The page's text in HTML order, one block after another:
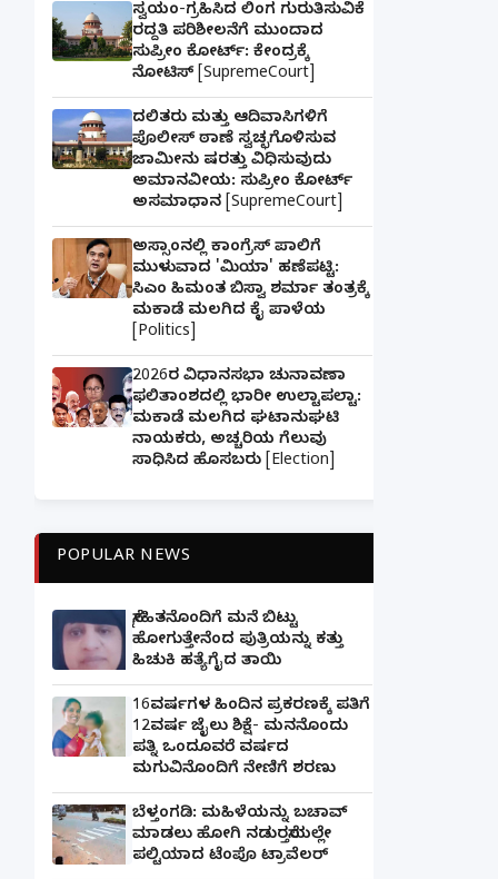
ಸ್ವಯಂ-ಗ್ರಹಿಸಿದ ಲಿಂಗ ಗುರುತಿಸುವಿಕೆ
ರದ್ದತಿ ಪರಿಶೀಲನೆಗೆ ಮುಂದಾದ
ಸುಪ್ರೀಂ ಕೋರ್ಟ್: ಕೇಂದ್ರಕ್ಕೆ
ನೋಟಿಸ್ [SupremeCourt]
ದಲಿತರು ಮತ್ತು ಆದಿವಾಸಿಗಳಿಗೆ
ಪೊಲೀಸ್ ಠಾಣೆ ಸ್ವಚ್ಛಗೊಳಿಸುವ
ಜಾಮೀನು ಷರತ್ತು ವಿಧಿಸುವುದು
ಅಮಾನವೀಯ: ಸುಪ್ರೀಂ ಕೋರ್ಟ್
ಅಸಮಾಧಾನ [SupremeCourt]
ಅಸ್ಸಾಂನಲ್ಲಿ ಕಾಂಗ್ರೆಸ್ ಪಾಲಿಗೆ
ಮುಳುವಾದ 'ಮಿಯಾ' ಹಣೆಪಟ್ಟಿ:
ಸಿಎಂ ಹಿಮಂತ ಬಿಸ್ವಾ ಶರ್ಮಾ ತಂತ್ರಕ್ಕೆ
ಮಕಾಡೆ ಮಲಗಿದ ಕೈ ಪಾಳೆಯ
[Politics]
2026ರ ವಿಧಾನಸಭಾ ಚುನಾವಣಾ
ಫಲಿತಾಂಶದಲ್ಲಿ ಭಾರೀ ಉಲ್ಟಾಪಲ್ಟಾ:
ಮಕಾಡೆ ಮಲಗಿದ ಘಟಾನುಘಟಿ
ನಾಯಕರು, ಅಚ್ಚರಿಯ ಗೆಲುವು
ಸಾಧಿಸಿದ ಹೊಸಬರು [Election]
POPULAR NEWS
ಸ್ನೇಹಿತನೊಂದಿಗೆ ಮನೆ ಬಿಟ್ಟು
ಹೋಗುತ್ತೇನೆಂದ ಪುತ್ರಿಯನ್ನು ಕತ್ತು
ಹಿಚುಕಿ ಹತ್ಯೆಗೈದ ತಾಯಿ
16ವರ್ಷಗಳ ಹಿಂದಿನ ಪ್ರಕರಣಕ್ಕೆ ಪತಿಗೆ
12ವರ್ಷ ಜೈಲು ಶಿಕ್ಷೆ- ಮನನೊಂದು
ಪತ್ನಿ ಒಂದೂವರೆ ವರ್ಷದ
ಮಗುವಿನೊಂದಿಗೆ ನೇಣಿಗೆ ಶರಣು
ಬೆಳ್ತಂಗಡಿ: ಮಹಿಳೆಯನ್ನು ಬಚಾವ್
ಮಾಡಲು ಹೋಗಿ ನಡುರಸ್ತೆಯಲ್ಲೇ
ಪಲ್ಟಿಯಾದ ಟೆಂಪೊ ಟ್ರಾವೆಲರ್